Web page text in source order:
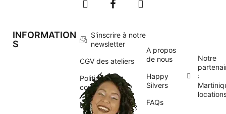
INFORMATION
S
S'inscrire à notre
newsletter
CGV des ateliers
Politique de
confidentialité
Mentions légales
A propos
de nous
Happy
Silvers
FAQs
Notre
: